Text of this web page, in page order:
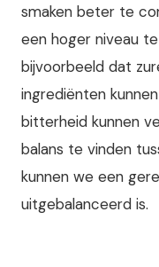
smaken beter te
een hoger niveau
bijvoorbeeld dat
ingrediënten
bitterheid kunnen
balans te vinden
kunnen we een
uitgebalanceerd is.